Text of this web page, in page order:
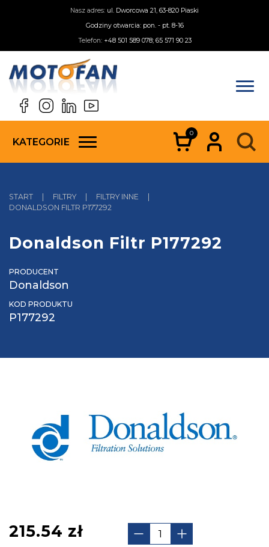
Nasz adres: ul. Dworcowa 21, 63-820 Piaski
Godziny otwarcia: pon. - pt. 8-16
Telefon: +48 501 589 078; 65 571 90 23
KATEGORIE
0
START | FILTRY | FILTRY INNE
|
DONALDSON FILTR P177292
Donaldson Filtr P177292
PRODUCENT
Donaldson
KOD PRODUKTU
P177292
215.54 zł